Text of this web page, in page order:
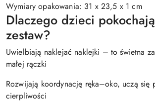
Wymiary opakowania: 31 x 23,5 x 1 cm
Dlaczego dzieci
zestaw?
Uwielbiają naklejać naklejki – to świetna
małej rączki
Rozwijają koordynację ręka–oko, uczą się
cierpliwości